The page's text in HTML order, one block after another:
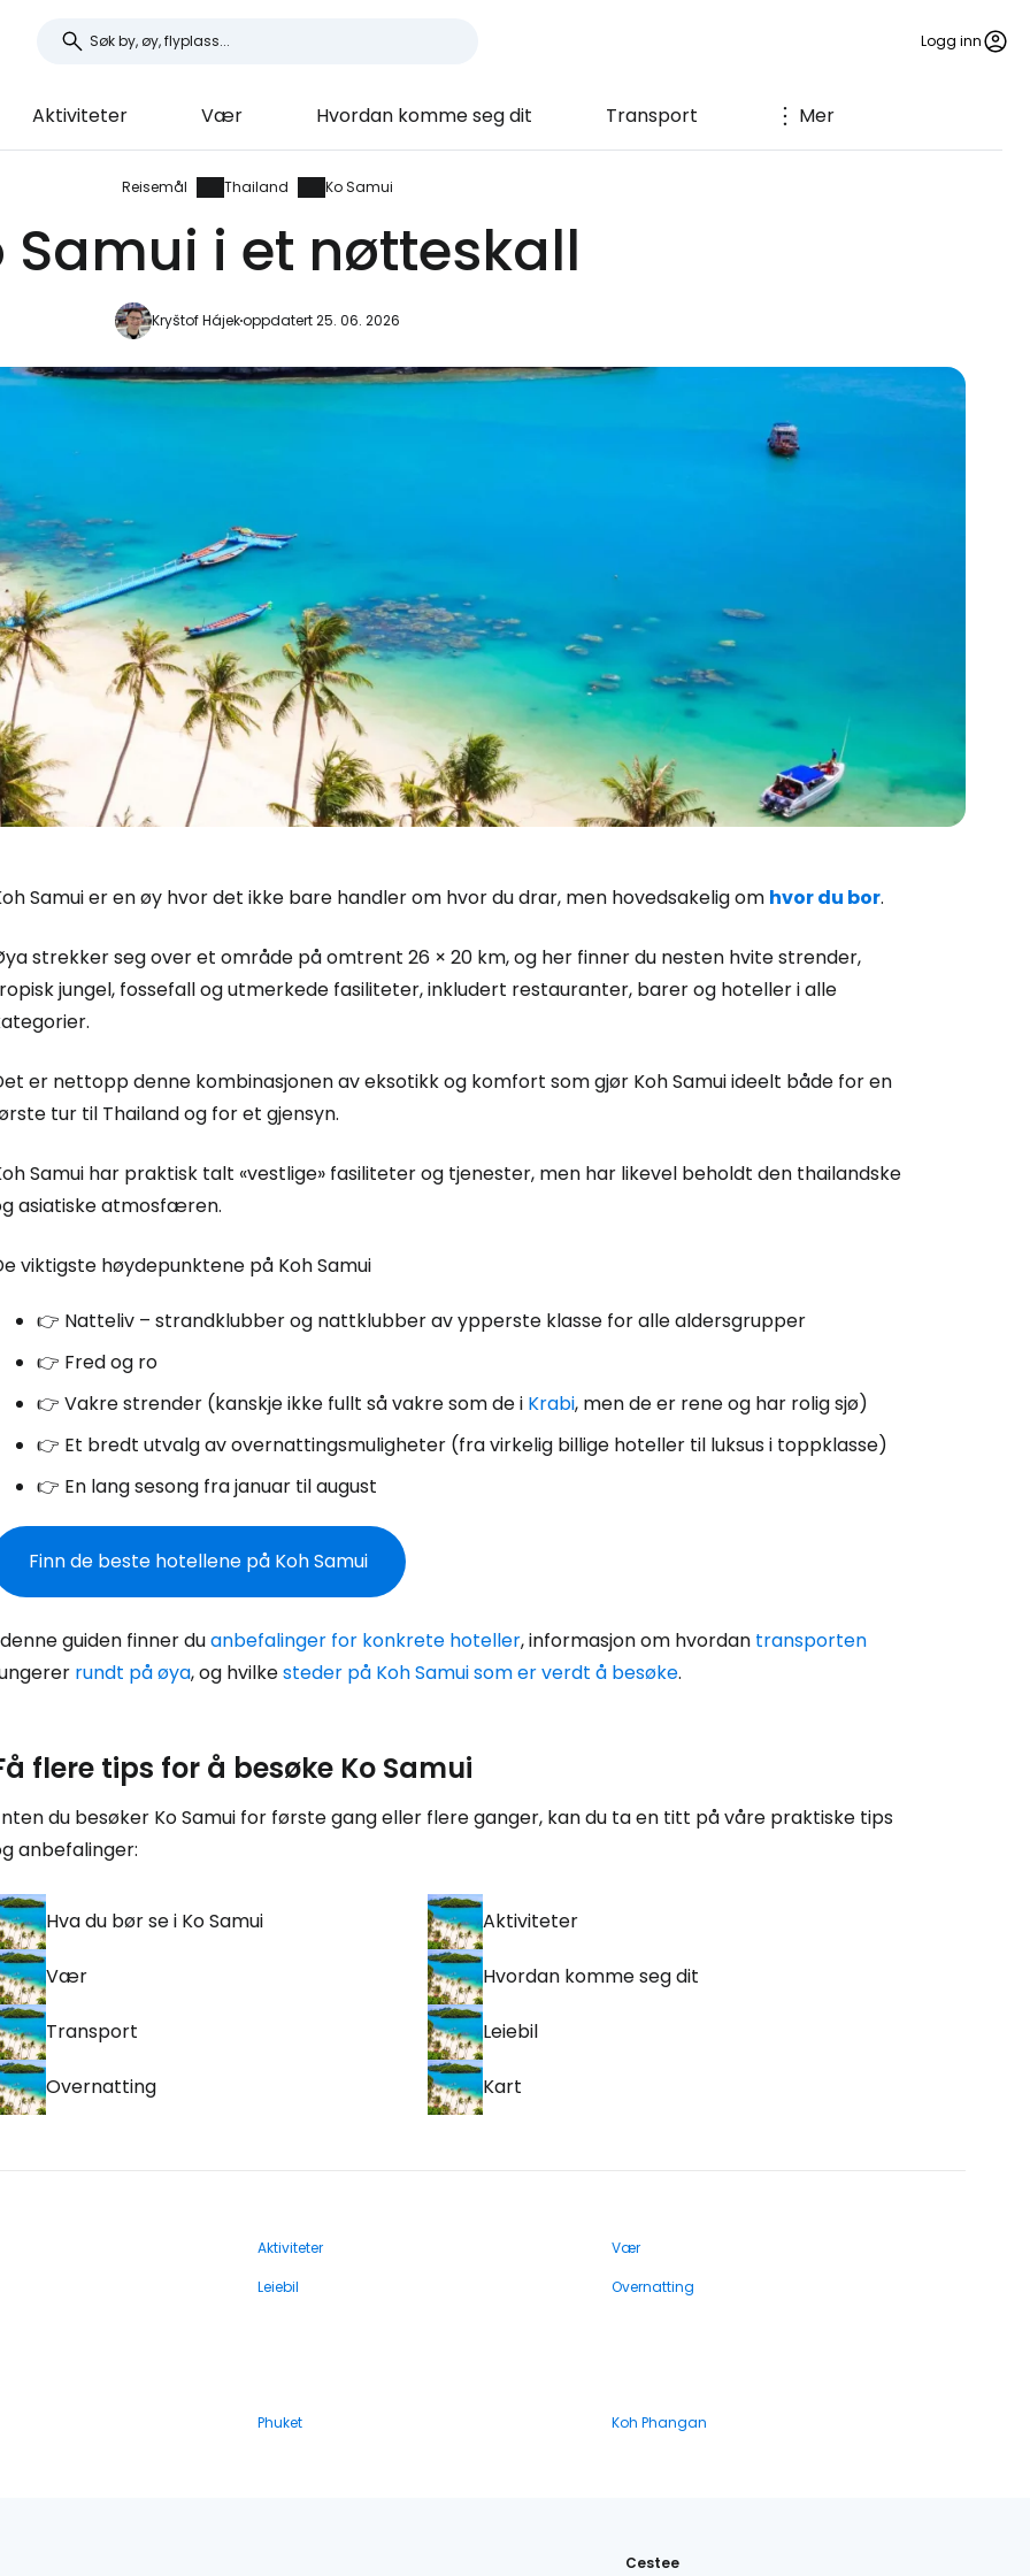
Logg inn
Aktiviteter Vær Hvordan komme seg dit Transport Mer
Reisemål Thailand Ko Samui
Samui i et nøtteskall
Kryštof Hájekoppdatert 25. 06. 2026
Samui er en øy hvor det ikke bare handler om hvor du drar, men hovedsakelig om hvor du bor.
strekker seg over et område på omtrent 26 × 20 km, og her finner du nesten hvite strender,
jungel, fossefall og utmerkede fasiliteter, inkludert restauranter, barer og hoteller i alle
er nettopp denne kombinasjonen av eksotikk og komfort som gjør Koh Samui ideelt både for en
tur til Thailand og for et gjensyn.
Samui har praktisk talt «vestlige» fasiliteter og tjenester, men har likevel beholdt den thailandske
asiatiske atmosfæren.
viktigste høydepunktene på Koh Samui
👉 Natteliv – strandklubber og nattklubber av ypperste klasse for alle aldersgrupper
👉 Fred og ro
👉 Vakre strender (kanskje ikke fullt så vakre som de i Krabi, men de er rene og har rolig sjø)
👉 Et bredt utvalg av overnattingsmuligheter (fra virkelig billige hoteller til luksus i toppklasse)
👉 En lang sesong fra januar til august
Finn de beste hotellene på Koh Samui
guiden finner duanbefalinger for konkrete hoteller, informasjon om hvordan transporten
rundt på øya, og hvilkesteder på Koh Samui som er verdt å besøke.
flere tips for å besøke Ko Samui
du besøker Ko Samui for første gang eller flere ganger, kan du ta en titt på våre praktiske tips
anbefalinger:
Hva du bør se i Ko Samui Aktiviteter
Vær Hvordan komme seg dit
Transport Leiebil
Overnatting Kart
Aktiviteter
Vær
Leiebil
Overnatting
Phuket Koh Phangan
Cestee
Logg inn på Cestee
Fortsett med Facebook
Fortsett med e-post